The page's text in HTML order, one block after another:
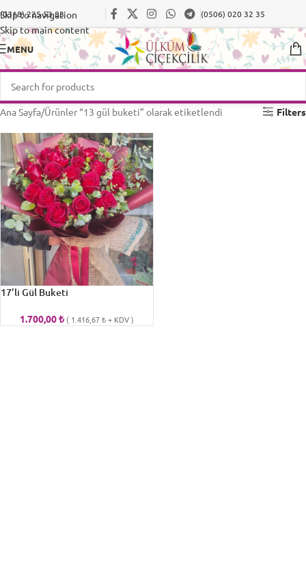
Skip to navigation
Skip to main content
(0318) 225 53 83 (0506) 020 32 35
MENU
Ana Sayfa Ürünler “13 gül buketi” olarak etiketlendi Filters
17’li Gül Buketi
1.700,00₺ ( 1.416,67₺+ KDV )